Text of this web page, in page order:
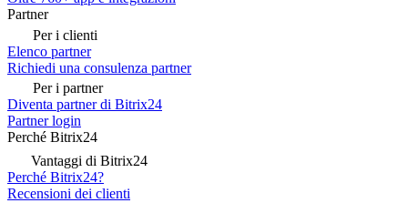
Partner
Per i clienti
Elenco partner
Richiedi una consulenza partner
Per i partner
Diventa partner di Bitrix24
Partner login
Perché Bitrix24
Vantaggi di Bitrix24
Perché Bitrix24?
Recensioni dei clienti